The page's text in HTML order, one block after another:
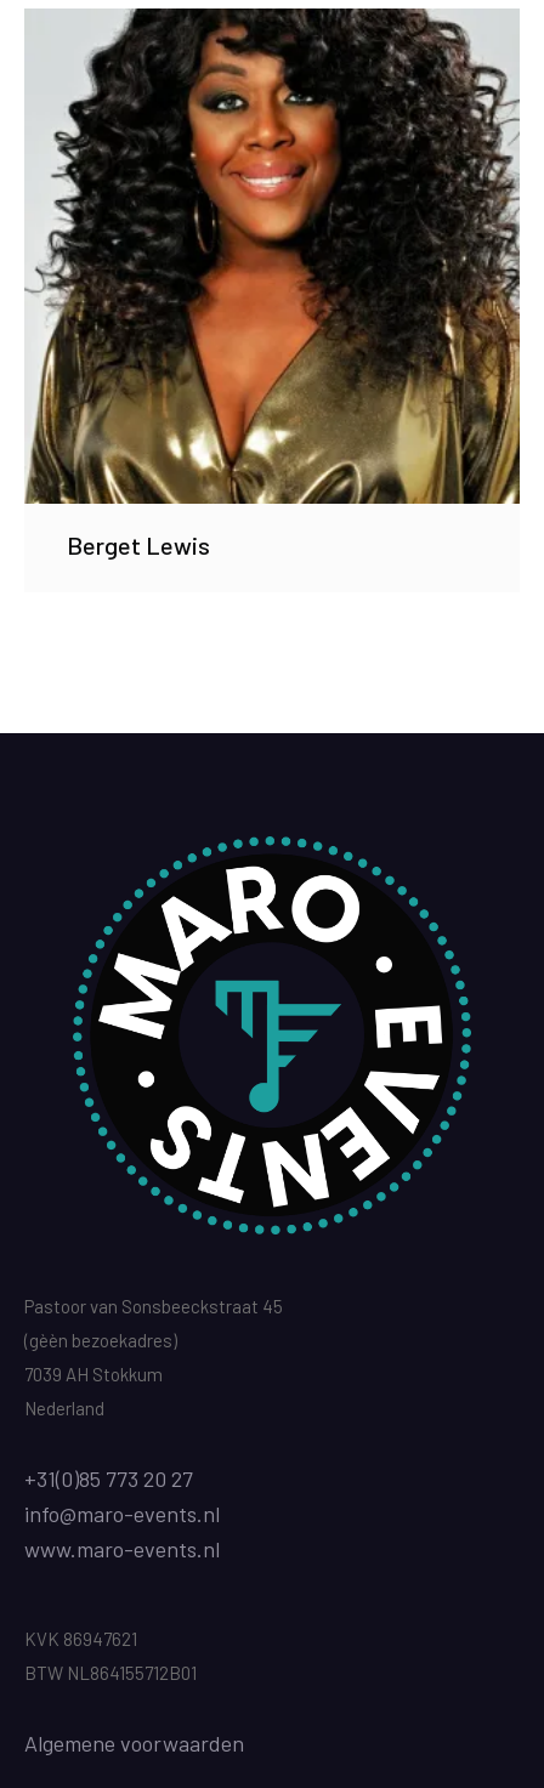
Berget Lewis
Pastoor van Sonsbeeckstraat 45
(gèèn bezoekadres)
7039 AH Stokkum
Nederland
+31(0)85 773 20 27
info@maro-events.nl
www.maro-events.nl
KVK 86947621
BTW NL864155712B01
Algemene voorwaarden